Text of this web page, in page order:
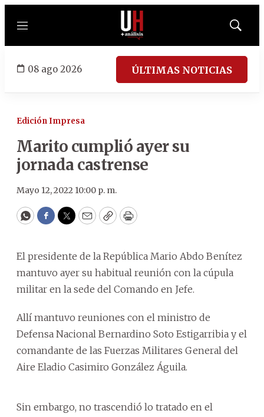
Menú
Mostrar
08 ago 2026 ÚLTIMAS NOTICIAS
Edición Impresa
Marito cumplió ayer su
jornada castrense
Mayo 12, 2022 10:00 p. m.
WhatsApp
Facebook
Twitter
EmailCopyPrint
El presidente de la República Mario Abdo Benítez
mantuvo ayer su habitual reunión con la cúpula
militar en la sede del Comando en Jefe.
Allí mantuvo reuniones con el ministro de
Defensa Nacional Bernardino Soto Estigarribia y el
comandante de las Fuerzas Militares General del
Aire Eladio Casimiro González Águila.
Sin embargo, no trascendió lo tratado en el